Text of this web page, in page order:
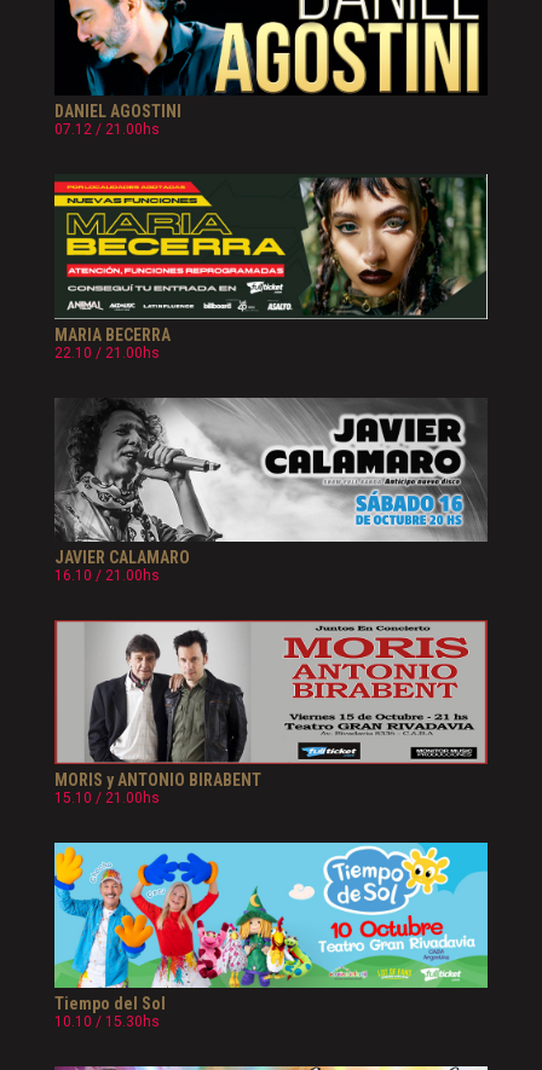
DANIEL AGOSTINI
07.12 / 21.00hs
MARIA BECERRA
22.10 / 21.00hs
JAVIER CALAMARO
16.10 / 21.00hs
MORIS y ANTONIO BIRABENT
15.10 / 21.00hs
Tiempo del Sol
10.10 / 15.30hs